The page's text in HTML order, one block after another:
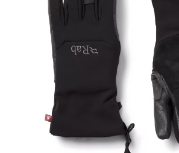
På en snötäckt stig knarrar dina steg
isiga vinden försöker tränga igenom.
Baltoro Gloves
finns där för
äventyraren som söker höjder är
för
den perfekta
möta kalla och torra förhållanden.
PrimaLoft® Gold-isoleringkommer
hålla sig varma utan att offra den